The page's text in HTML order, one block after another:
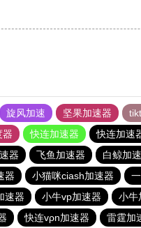
旋风加速 坚果加速器
器 快连加速器 快连加速
器 飞鱼加速器 白鲸加
器 小猫咪ciash加速器
速器 小牛vp加速器 小牛
快连vρn加速器 雷霆加